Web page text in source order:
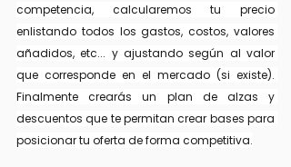
competencia, calcularemos tu precio
enlistando todos los gastos, costos, valores
añadidos, etc... y ajustando según al valor
que corresponde en el mercado (si existe).
Finalmente crearás un plan de alzas y
descuentos que te permitan crear bases para
posicionar tu oferta de forma competitiva.